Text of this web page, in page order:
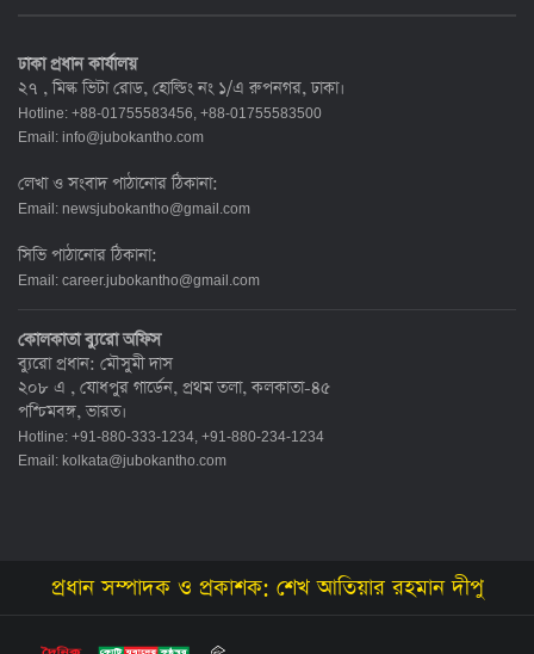
ঢাকা প্রধান কার্যালয়
২৭ , মিল্ক ভিটা রোড, হোল্ডিং নং ১/এ রুপনগর, ঢাকা।
Hotline: +88-01755583456, +88-01755583500
Email: info@jubokantho.com
লেখা ও সংবাদ পাঠানোর ঠিকানা:
Email: newsjubokantho@gmail.com
সিভি পাঠানোর ঠিকানা:
Email: career.jubokantho@gmail.com
কোলকাতা ব্যুরো অফিস
ব্যুরো প্রধান: মৌসুমী দাস
২০৮ এ , যোধপুর গার্ডেন, প্রথম তলা, কলকাতা-৪৫
পশ্চিমবঙ্গ, ভারত।
Hotline: +91-880-333-1234, +91-880-234-1234
Email: kolkata@jubokantho.com
প্রধান সম্পাদক ও প্রকাশক: শেখ আতিয়ার রহমান দীপু